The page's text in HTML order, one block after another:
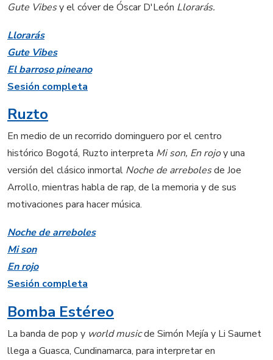
Gute Vibesy el cóver de Óscar D'León Llorarás.
Llorarás
Gute Vibes
El barroso pineano
Sesión completa
Ruzto
En medio de un recorrido dominguero por el centro
histórico Bogotá, Ruzto interpreta Mi son, En rojoy una
versión del clásico inmortal Noche de arrebolesde Joe
Arrollo, mientras habla de rap, de la memoria y de sus
motivaciones para hacer música.
Noche de arreboles
Mi son
En rojo
Sesión completa
Bomba Estéreo
La banda de pop y world musicde Simón Mejía y Li Saumet
llega a Guasca, Cundinamarca, para interpretar en